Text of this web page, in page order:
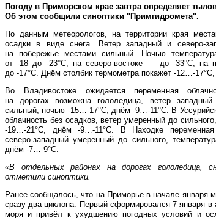
Погоду в Приморском крае завтра определяет
Об этом сообщили синоптики "Примгидромета".
По данным метеорологов, на территории края
осадки в виде снега. Ветер западный и северо-
на побережье местами сильный. Ночью
от -18 до -23°C, на северо-востоке — до -33°C, на
до -17°C. Днём столбик термометра покажет -12…-
Во Владивостоке ожидается переменная
на дорогах возможна гололедица, ветер западный
сильный, ночью -15…-17°C, днём -9…-11°C. В
облачность без осадков, ветер умеренный до
-19…-21°C, днём -9…-11°C. В Находке переменная
северо-западный умеренный до сильного,
днём -7…-9°C.
«В отдельных районах на дорогах гололедица,
отметили синоптики.
Ранее сообщалось, что на Приморье в начале января
сразу два циклона. Первый сформировался 7 января в
моря и привёл к ухудшению погодных условий и